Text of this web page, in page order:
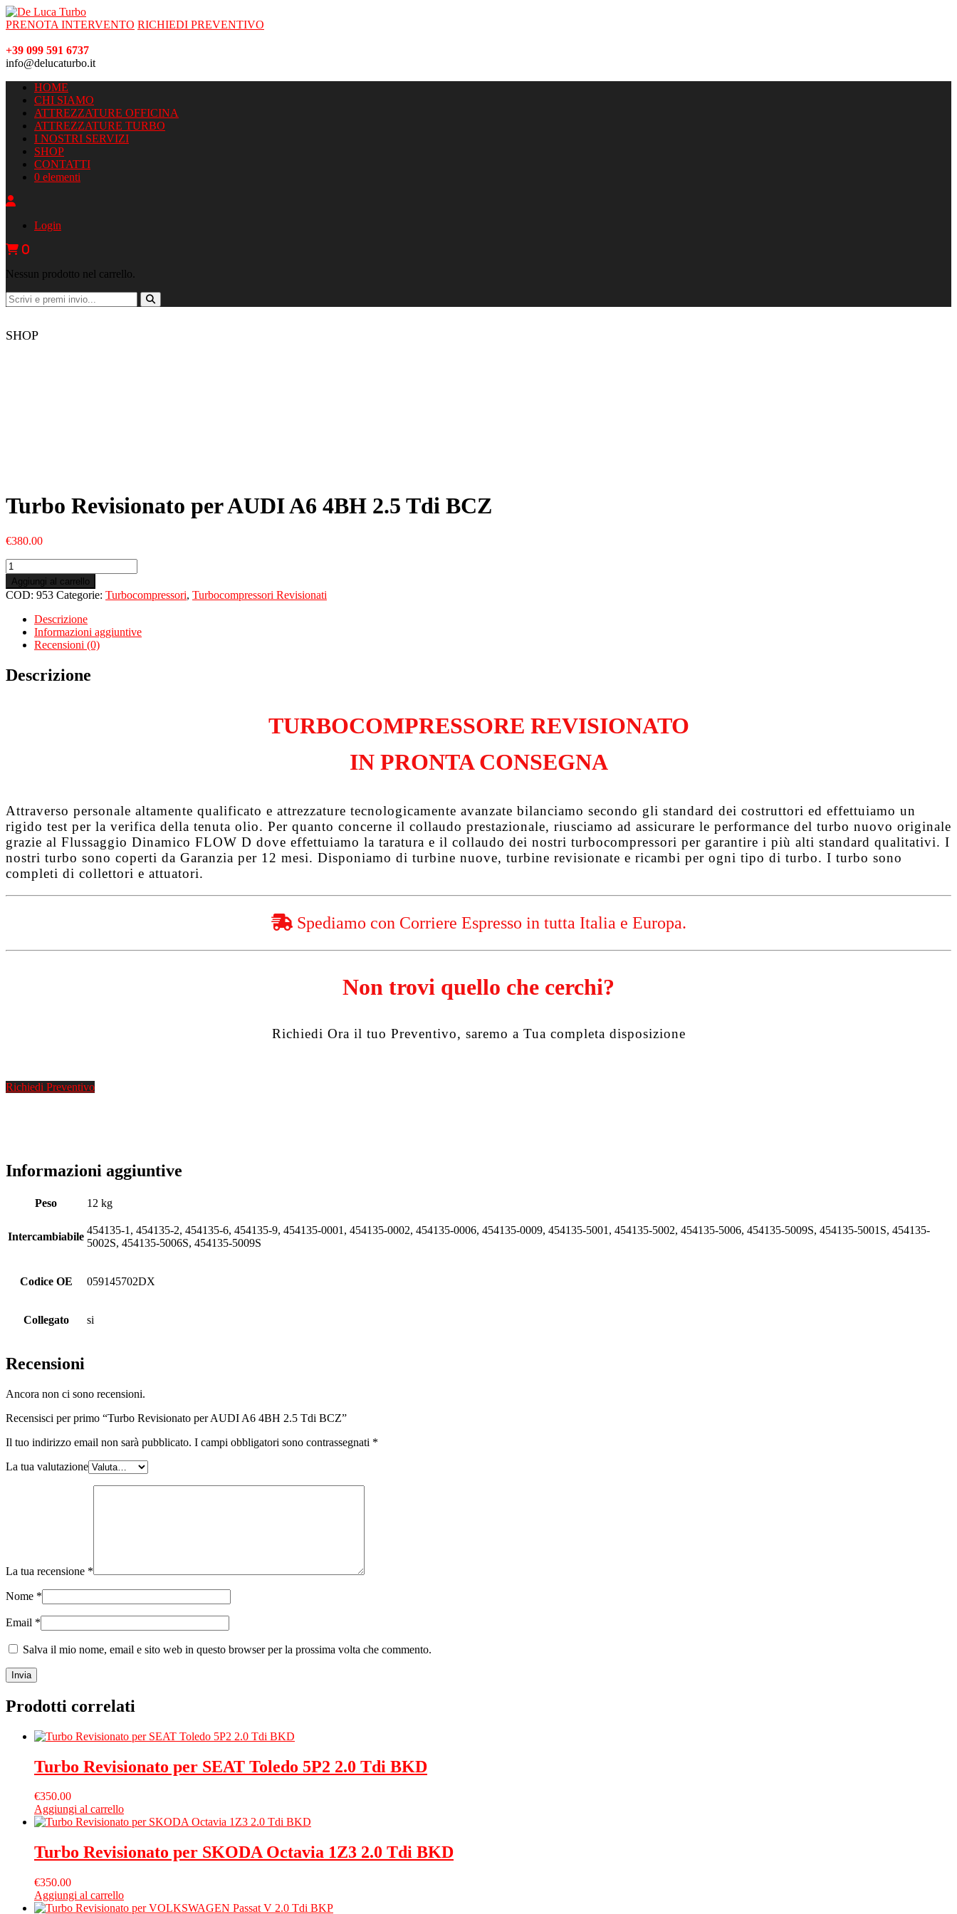
PRENOTA INTERVENTO RICHIEDI PREVENTIVO
+39 099 591 6737
info@delucaturbo.it
HOME
CHI SIAMO
ATTREZZATURE OFFICINA
ATTREZZATURE TURBO
I NOSTRI SERVIZI
SHOP
CONTATTI
0 elementi
Login
0
Nessun prodotto nel carrello.
SHOP
Turbo Revisionato per AUDI A6 4BH 2.5 Tdi BCZ
€380.00
Turbo
Revisionato
per
AUDI
4BH
BCZ
quantità
Aggiungi al carrello
COD: 953 Categorie: Turbocompressori, Turbocompressori Revisionati
Descrizione
Informazioni aggiuntive
Recensioni (0)
Descrizione
TURBOCOMPRESSORE REVISIONATO
IN PRONTA CONSEGNA
Attraverso personale altamente qualificato e attrezzature tecnologicamente avanzate bilanciamo secondo gli standard dei costruttori ed effettuiamo un
rigido test per la verifica della tenuta olio. Per quanto concerne il collaudo prestazionale, riusciamo ad assicurare le performance del turbo nuovo originale
grazie al Flussaggio Dinamico FLOW D dove effettuiamo la taratura e il collaudo dei nostri turbocompressori per garantire i più alti standard qualitativi. I
nostri turbo sono coperti da Garanzia per 12 mesi. Disponiamo di turbine nuove, turbine revisionate e ricambi per ogni tipo di turbo. I turbo sono
completi di collettori e attuatori.
Spediamo con Corriere Espresso in tutta Italia e Europa.
Non trovi quello che cerchi?
Richiedi Ora il tuo Preventivo, saremo a Tua completa disposizione
Richiedi Preventivo
Informazioni aggiuntive
Peso 12 kg
Intercambiabile
454135-1, 454135-2, 454135-6, 454135-9, 454135-0001, 454135-0002, 454135-0006, 454135-0009, 454135-5001, 454135-5002, 454135-5006, 454135-5009S, 454135-5001S, 454135-
5002S, 454135-5006S, 454135-5009S
Codice OE 059145702DX
Collegato si
Recensioni
Ancora non ci sono recensioni.
Recensisci per primo “Turbo Revisionato per AUDI A6 4BH 2.5 Tdi BCZ”
Il tuo indirizzo email non sarà pubblicato. I campi obbligatori sono contrassegnati *
La tua valutazione
La tua recensione *
Nome *
Email *
Salva il mio nome, email e sito web in questo browser per la prossima volta che commento.
Prodotti correlati
Turbo Revisionato per SEAT Toledo 5P2 2.0 Tdi BKD
€350.00
Aggiungi al carrello
Turbo Revisionato per SKODA Octavia 1Z3 2.0 Tdi BKD
€350.00
Aggiungi al carrello